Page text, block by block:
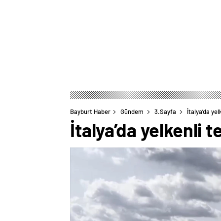
Bayburt Haber Gündem 3.Sayfa İtalya’da
İtalya’da yelkenli